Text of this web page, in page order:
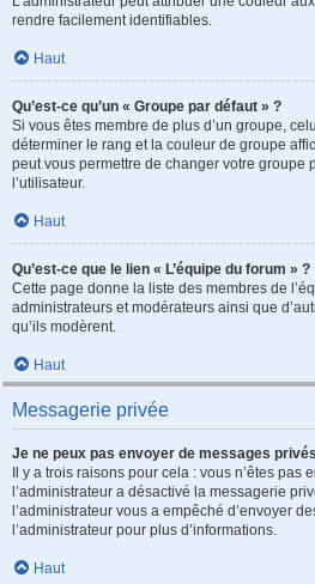
rendre facilement identifiables.
Haut
Qu’est-ce qu’un « Groupe par défaut » ?
Si vous êtes membre de plus d’un groupe,
déterminer le rang et la couleur de groupe
peut vous permettre de changer votre groupe
l’utilisateur.
Haut
Qu’est-ce que le lien « L’équipe du forum » ?
Cette page donne la liste des membres de
administrateurs et modérateurs ainsi que
qu’ils modèrent.
Haut
Messagerie privée
Je ne peux pas envoyer de messages
Il y a trois raisons pour cela : vous n’êtes pas
l’administrateur a désactivé la messagerie
l’administrateur vous a empêché d’envoyer
l’administrateur pour plus d’informations.
Haut